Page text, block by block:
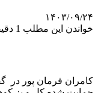
۱۴۰۳/۰۹/۲۴
خواندن این مطلب 1 دقیقه زمان میبرد
کامران فرمان پور در